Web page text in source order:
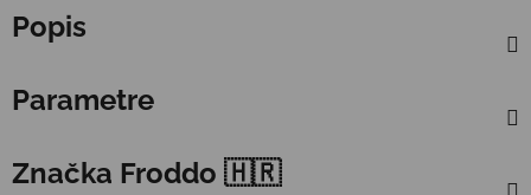
Popis
Parametre
Značka Froddo 🇭🇷